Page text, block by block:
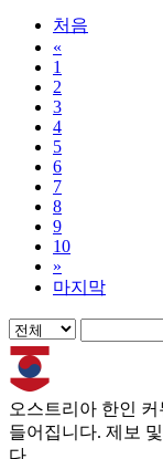
처음
«
1
2
3
4
5
6
7
8
9
10
»
마지막
오스트리아 한인
들어집니다. 제보
다.